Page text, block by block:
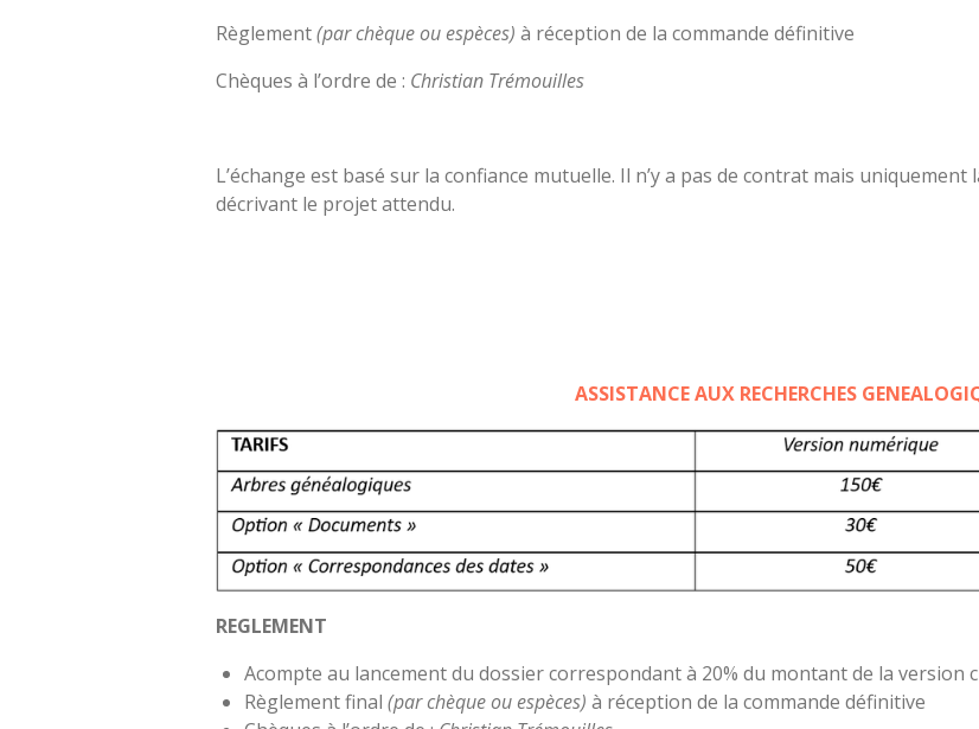
Règlement(par chèque ou espèces) à réception de la commande définitive
Chèques à l’ordre de : Christian Trémouilles
L’échange est basé sur la confiance mutuelle. Il n’y a pas de contrat mais
décrivant le projet attendu.
ASSISTANCE AUX RECHERCHES
REGLEMENT
Acompte au lancement du dossier correspondant à 20% du montant de la version
Règlement final (par chèque ou espèces) à réception de la commande définitive